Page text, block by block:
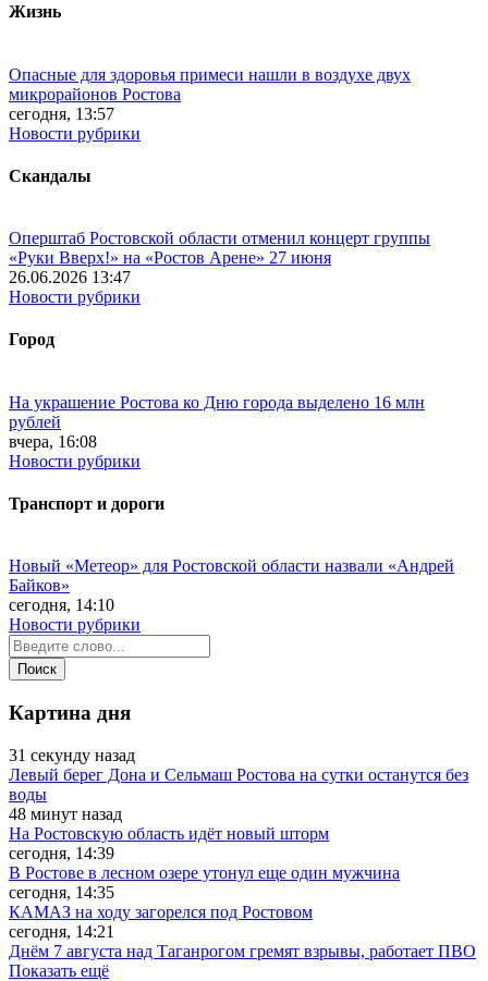
Жизнь
Опасные для здоровья примеси нашли в воздухе двух
микрорайонов Ростова
сегодня, 13:57
Новости рубрики
Скандалы
Оперштаб Ростовской области отменил концерт группы
«Руки Вверх!» на «Ростов Арене» 27 июня
26.06.2026 13:47
Новости рубрики
Город
На украшение Ростова ко Дню города выделено 16 млн
рублей
вчера, 16:08
Новости рубрики
Транспорт и дороги
Новый «Метеор» для Ростовской области назвали «Андрей
Байков»
сегодня, 14:10
Новости рубрики
Картина дня
31 секунду назад
Левый берег Дона и Сельмаш Ростова на сутки останутся без
воды
48 минут назад
На Ростовскую область идёт новый шторм
сегодня, 14:39
В Ростове в лесном озере утонул еще один мужчина
сегодня, 14:35
КАМАЗ на ходу загорелся под Ростовом
сегодня, 14:21
Днём 7 августа над Таганрогом гремят взрывы, работает ПВО
Показать ещё